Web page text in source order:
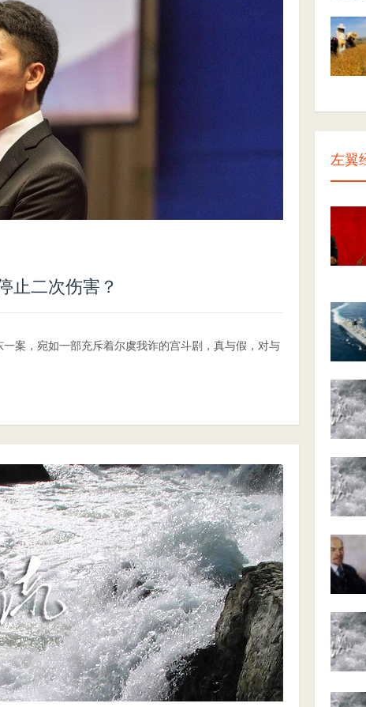
止二次伤害？
案，宛如一部充斥着尔虞我诈的宫斗剧，真与假，对与
左翼